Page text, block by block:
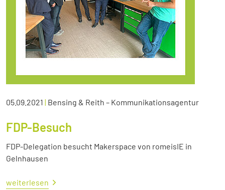
05.09.2021 | Bensing & Reith – Kommunikationsagentur
FDP-Besuch
FDP-Delegation besucht Makerspace von romeisIE in
Gelnhausen
weiterlesen